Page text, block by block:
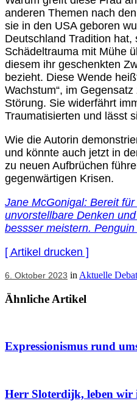
anderen Themen nach
sie in den USA geboren
Deutschland Tradition hat,
Schädeltrauma mit Mühe
diesem ihr geschenkten
bezieht. Diese Wende
Wachstum“, im
Störung. Sie widerfährt
Traumatisierten und lässt
Wie die Autorin
und könnte auch jetzt in
zu neuen Aufbrüchen
gegenwärtigen Krisen.
Jane McGonigal: Bereit
unvorstellbare Denken
bessser meistern.
[ Artikel drucken ]
6. Oktober 2023 in Aktuelle
Ähnliche Artikel
Expressionismus rund
Herr Sloterdijk, leben wir